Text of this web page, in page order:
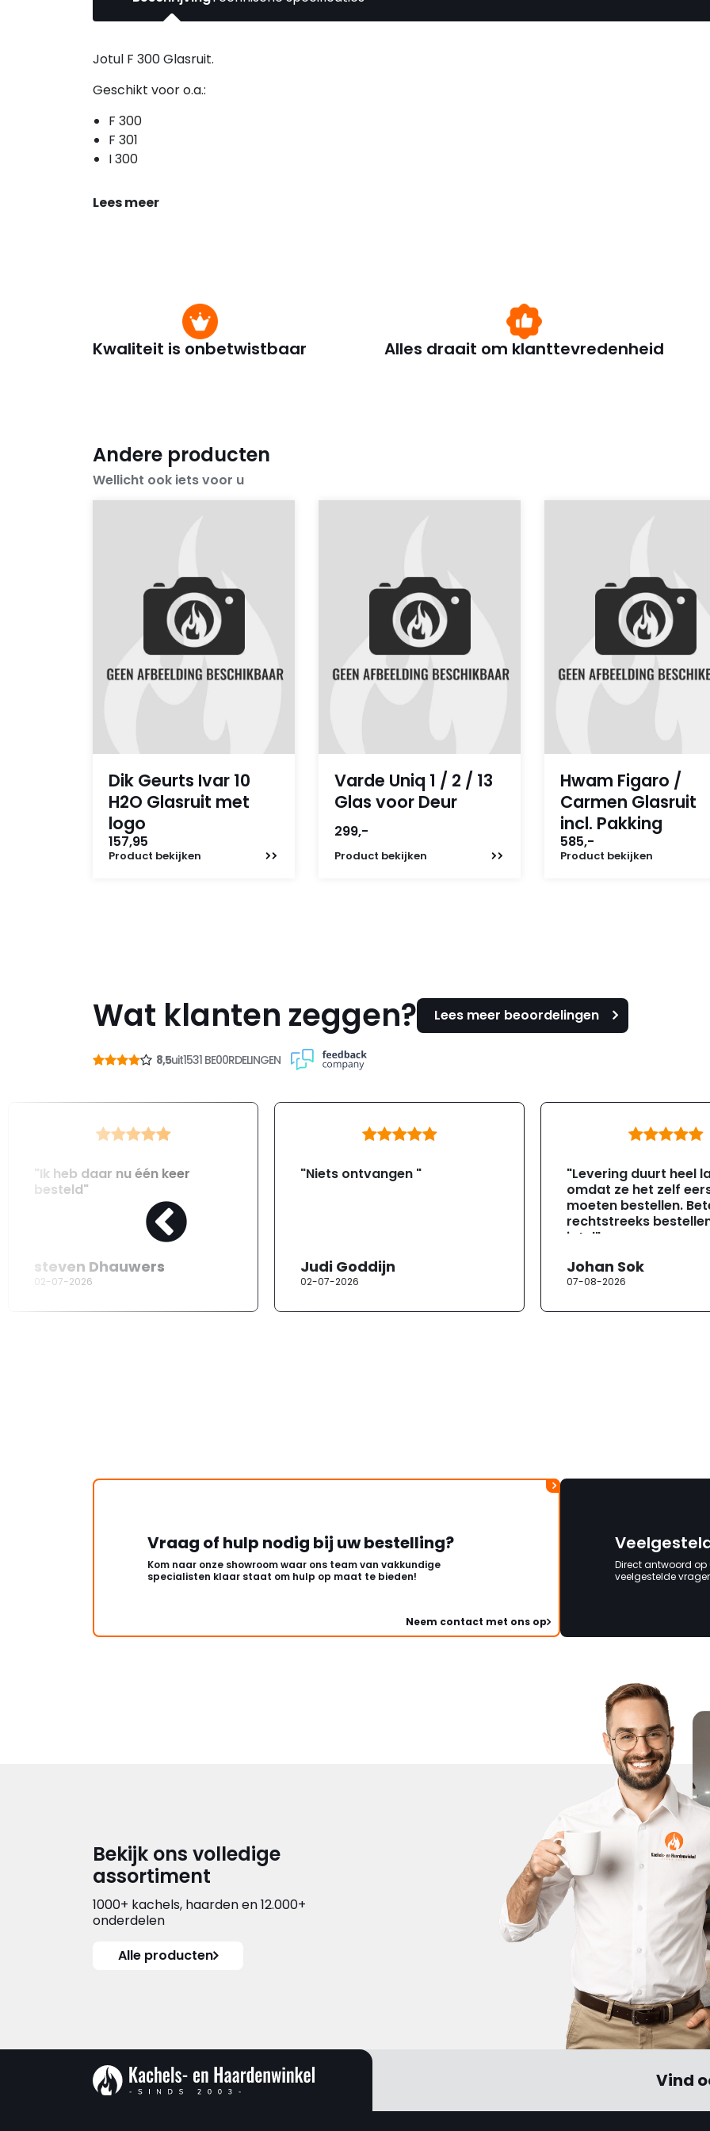
Jotul F 300 Glasruit.
Geschikt voor o.a.:
F 300
F 301
I 300
Lees meer
Kwaliteit is onbetwistbaar Alles draait om klanttevredenheid
Andere producten
Wellicht ook iets voor u
Dik Geurts Ivar 10
H2O Glasruit met
logo
157,95
Product bekijken
Varde Uniq 1 / 2 / 13
Glas voor Deur
299,-
Product bekijken
Hwam Figaro /
Carmen Glasruit
incl. Pakking
585,-
Product bekijken
Wat klanten zeggen? Lees meer beoordelingen
8,5uit1531 BE00RDELINGEN
"Ik heb daar nu één keer
besteld"
steven Dhauwers
02-07-2026
"Niets ontvangen "
Judi Goddijn
02-07-2026
"Levering duurt heel
omdat ze het zelf
moeten bestellen.
rechtstreeks
jotul"
Johan Sok
07-08-2026
Vraag of hulp nodig bij uw bestelling?
Kom naar onze showroom waar ons team van vakkundige
specialisten klaar staat om hulp op maat te bieden!
Neem contact met ons op
Direct antwoord op
veelgestelde
Bekijk ons volledige
assortiment
1000+ kachels, haarden en 12.000+
onderdelen
Alle producten
Vind